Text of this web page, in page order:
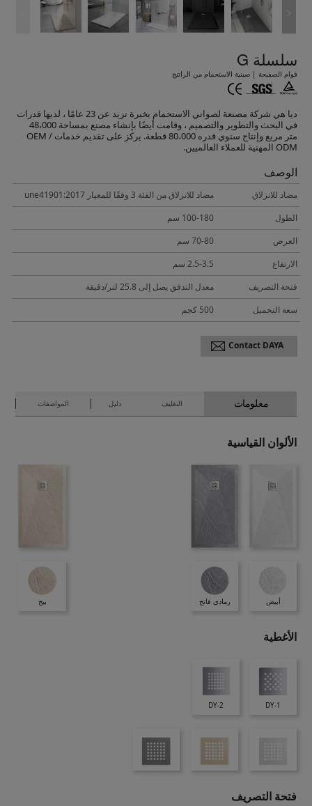
سلسلة G
قوام الصفيحة | صينية الاستحمام من الراتنج
ديا هي شركة مصنعة لصواني الاستحمام بخبرة تزيد عن 23 عامًا ، لديها قدرات
في البحث والتطوير والتصميم ، وقامت أيضًا بإنشاء مصنع بمساحة 48،000
متر مربع وإنتاج سنوي قدره 80،000 قطعة. يركز على تقديم خدمات OEM /
ODM المهنية للعملاء العالميين.
الوصف
مضاد للانزلاق
مضاد للانزلاق من الفئة 3 وفقًا للمعيار une41901:2017
الطول
100-180 سم
العرض
70-80 سم
الارتفاع
2.5-3.5 سم
فتحة التصريف
معدل التدفق يصل إلى 25.8 لتر/دقيقة
سعة التحميل
500 كجم
Contact DAYA
معلومات التغليف دليل المواصفات
الألوان القياسية
أبيض بيج رمادي فاتح
الأغطية
DY-1
DY-2
فتحة التصريف